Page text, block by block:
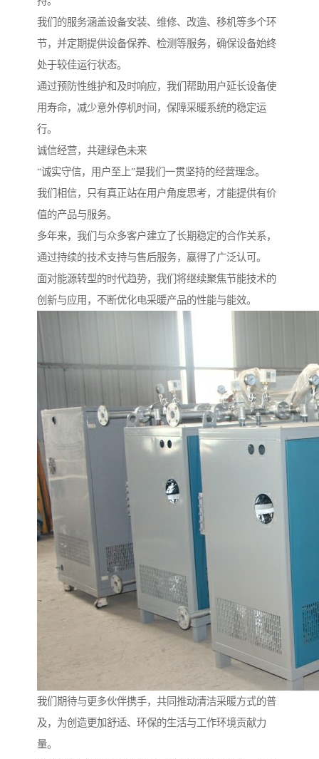
我们的服务涵盖设备安装、维修、改造、移机等多个环
节，并定期提供设备保养、检测等服务，确保设备始终
处于较佳运行状态。
通过预防性维护和及时响应，我们帮助用户延长设备使
用寿命，减少意外停机时间，保障采暖系统的稳定运
行。
诚信经营，共建绿色未来
“诚实守信，用户至上”是我们一贯坚持的经营理念。
我们相信，只有真正站在用户角度思考，才能提供有价
值的产品与服务。
多年来，我们与众多客户建立了长期稳定的合作关系，
通过持续的技术支持与售后服务，赢得了广泛认可。
面对能源转型的时代趋势，我们将继续聚焦节能技术的
创新与应用，不断优化电采暖产品的性能与能效。
我们期待与更多伙伴携手，共同推动清洁采暖方式的普
及，为创造更加舒适、环保的生活与工作环境贡献力
量。